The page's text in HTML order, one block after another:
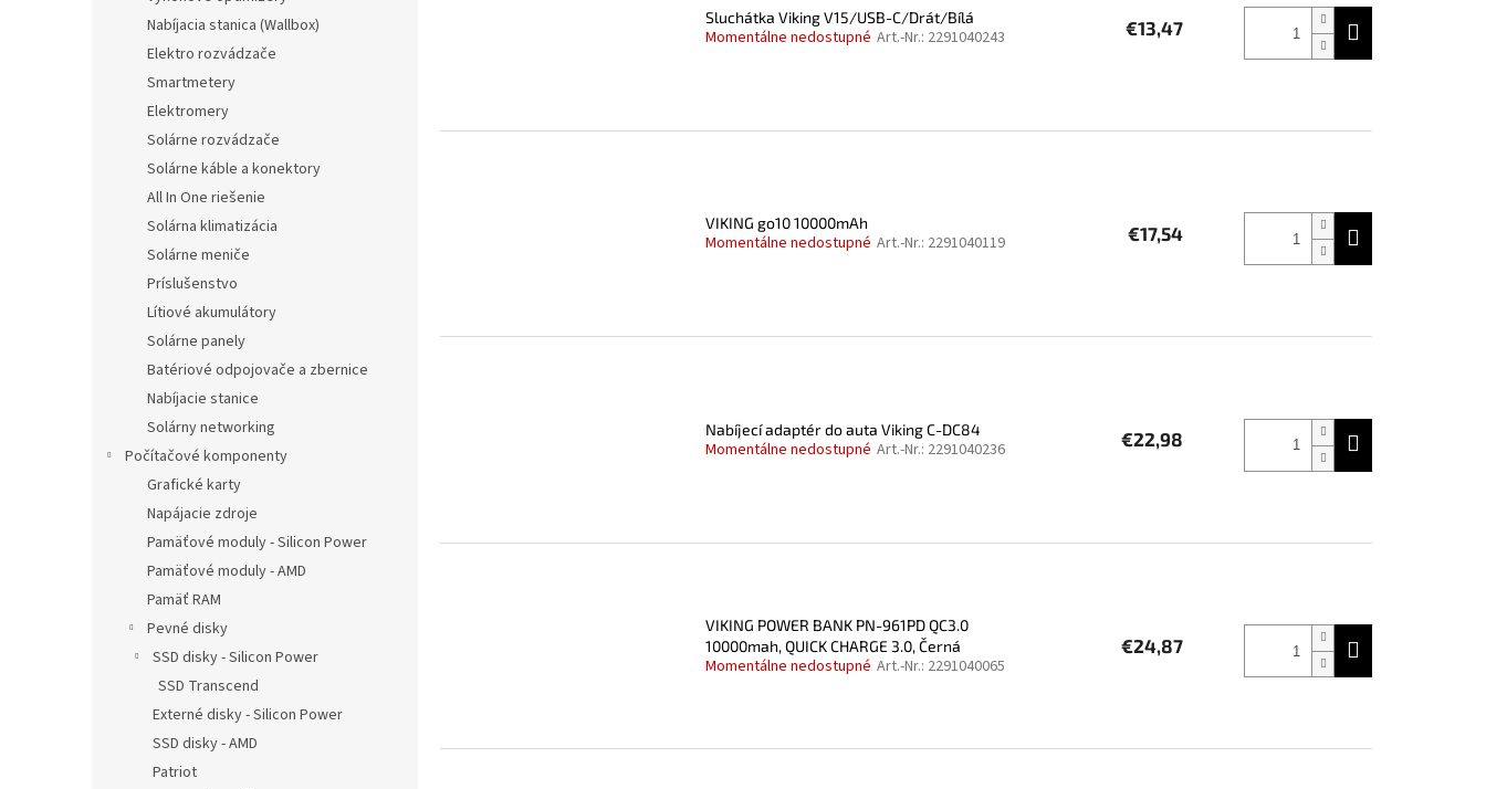
Nabíjacia stanica (Wallbox)
Elektro rozvádzače
Smartmetery
Elektromery
Solárne rozvádzače
Solárne káble a konektory
All In One riešenie
Solárna klimatizácia
Solárne meniče
Príslušenstvo
Lítiové akumulátory
Solárne panely
Batériové odpojovače a zbernice
Nabíjacie stanice
Solárny networking
Počítačové komponenty
Grafické karty
Napájacie zdroje
Pamäťové moduly - Silicon Power
Pamäťové moduly - AMD
Pamäť RAM
Pevné disky
SSD disky - Silicon Power
SSD Transcend
Externé disky - Silicon Power
SSD disky - AMD
Patriot
e
P
Sluchátka Viking V15/USB-C/Drát/Bílá
Momentálne nedostupné Art.-Nr.: 2291040243 €13,47
VIKING go10 10000mAh
Momentálne nedostupné Art.-Nr.: 2291040119 €17,54
Nabíjecí adaptér do auta Viking C-DC84
Momentálne nedostupné Art.-Nr.: 2291040236 €22,98
VIKING POWER BANK PN-961PD QC3.0
10000mah, QUICK CHARGE 3.0, Černá
Momentálne nedostupné Art.-Nr.: 2291040065
€24,87